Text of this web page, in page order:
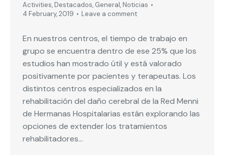
Activities, Destacados, General, Noticias
4 February, 2019
Leave a comment
En nuestros centros, el tiempo de trabajo en
grupo se encuentra dentro de ese 25% que los
estudios han mostrado útil y está valorado
positivamente por pacientes y terapeutas. Los
distintos centros especializados en la
rehabilitación del daño cerebral de la Red Menni
de Hermanas Hospitalarias están explorando las
opciones de extender los tratamientos
rehabilitadores…